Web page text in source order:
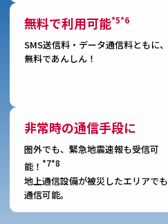
無料で利用可能*5*6
SMS送信料・データ通信料ともに、
無料であんしん！
非常時の通信手段に
圏外でも、緊急地震速報も受信可
能！ *7*8
地上通信設備が被災したエリアでも
通信可能。